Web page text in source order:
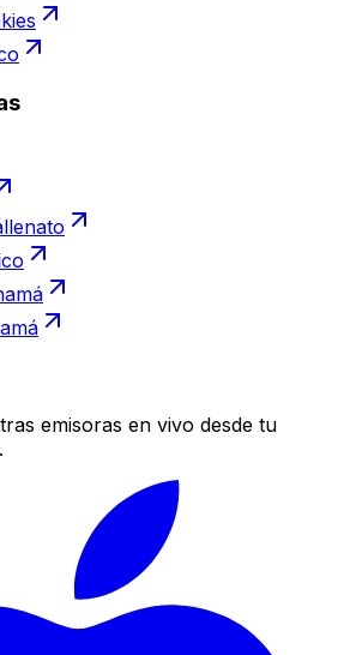
emisoras en vivo desde tu